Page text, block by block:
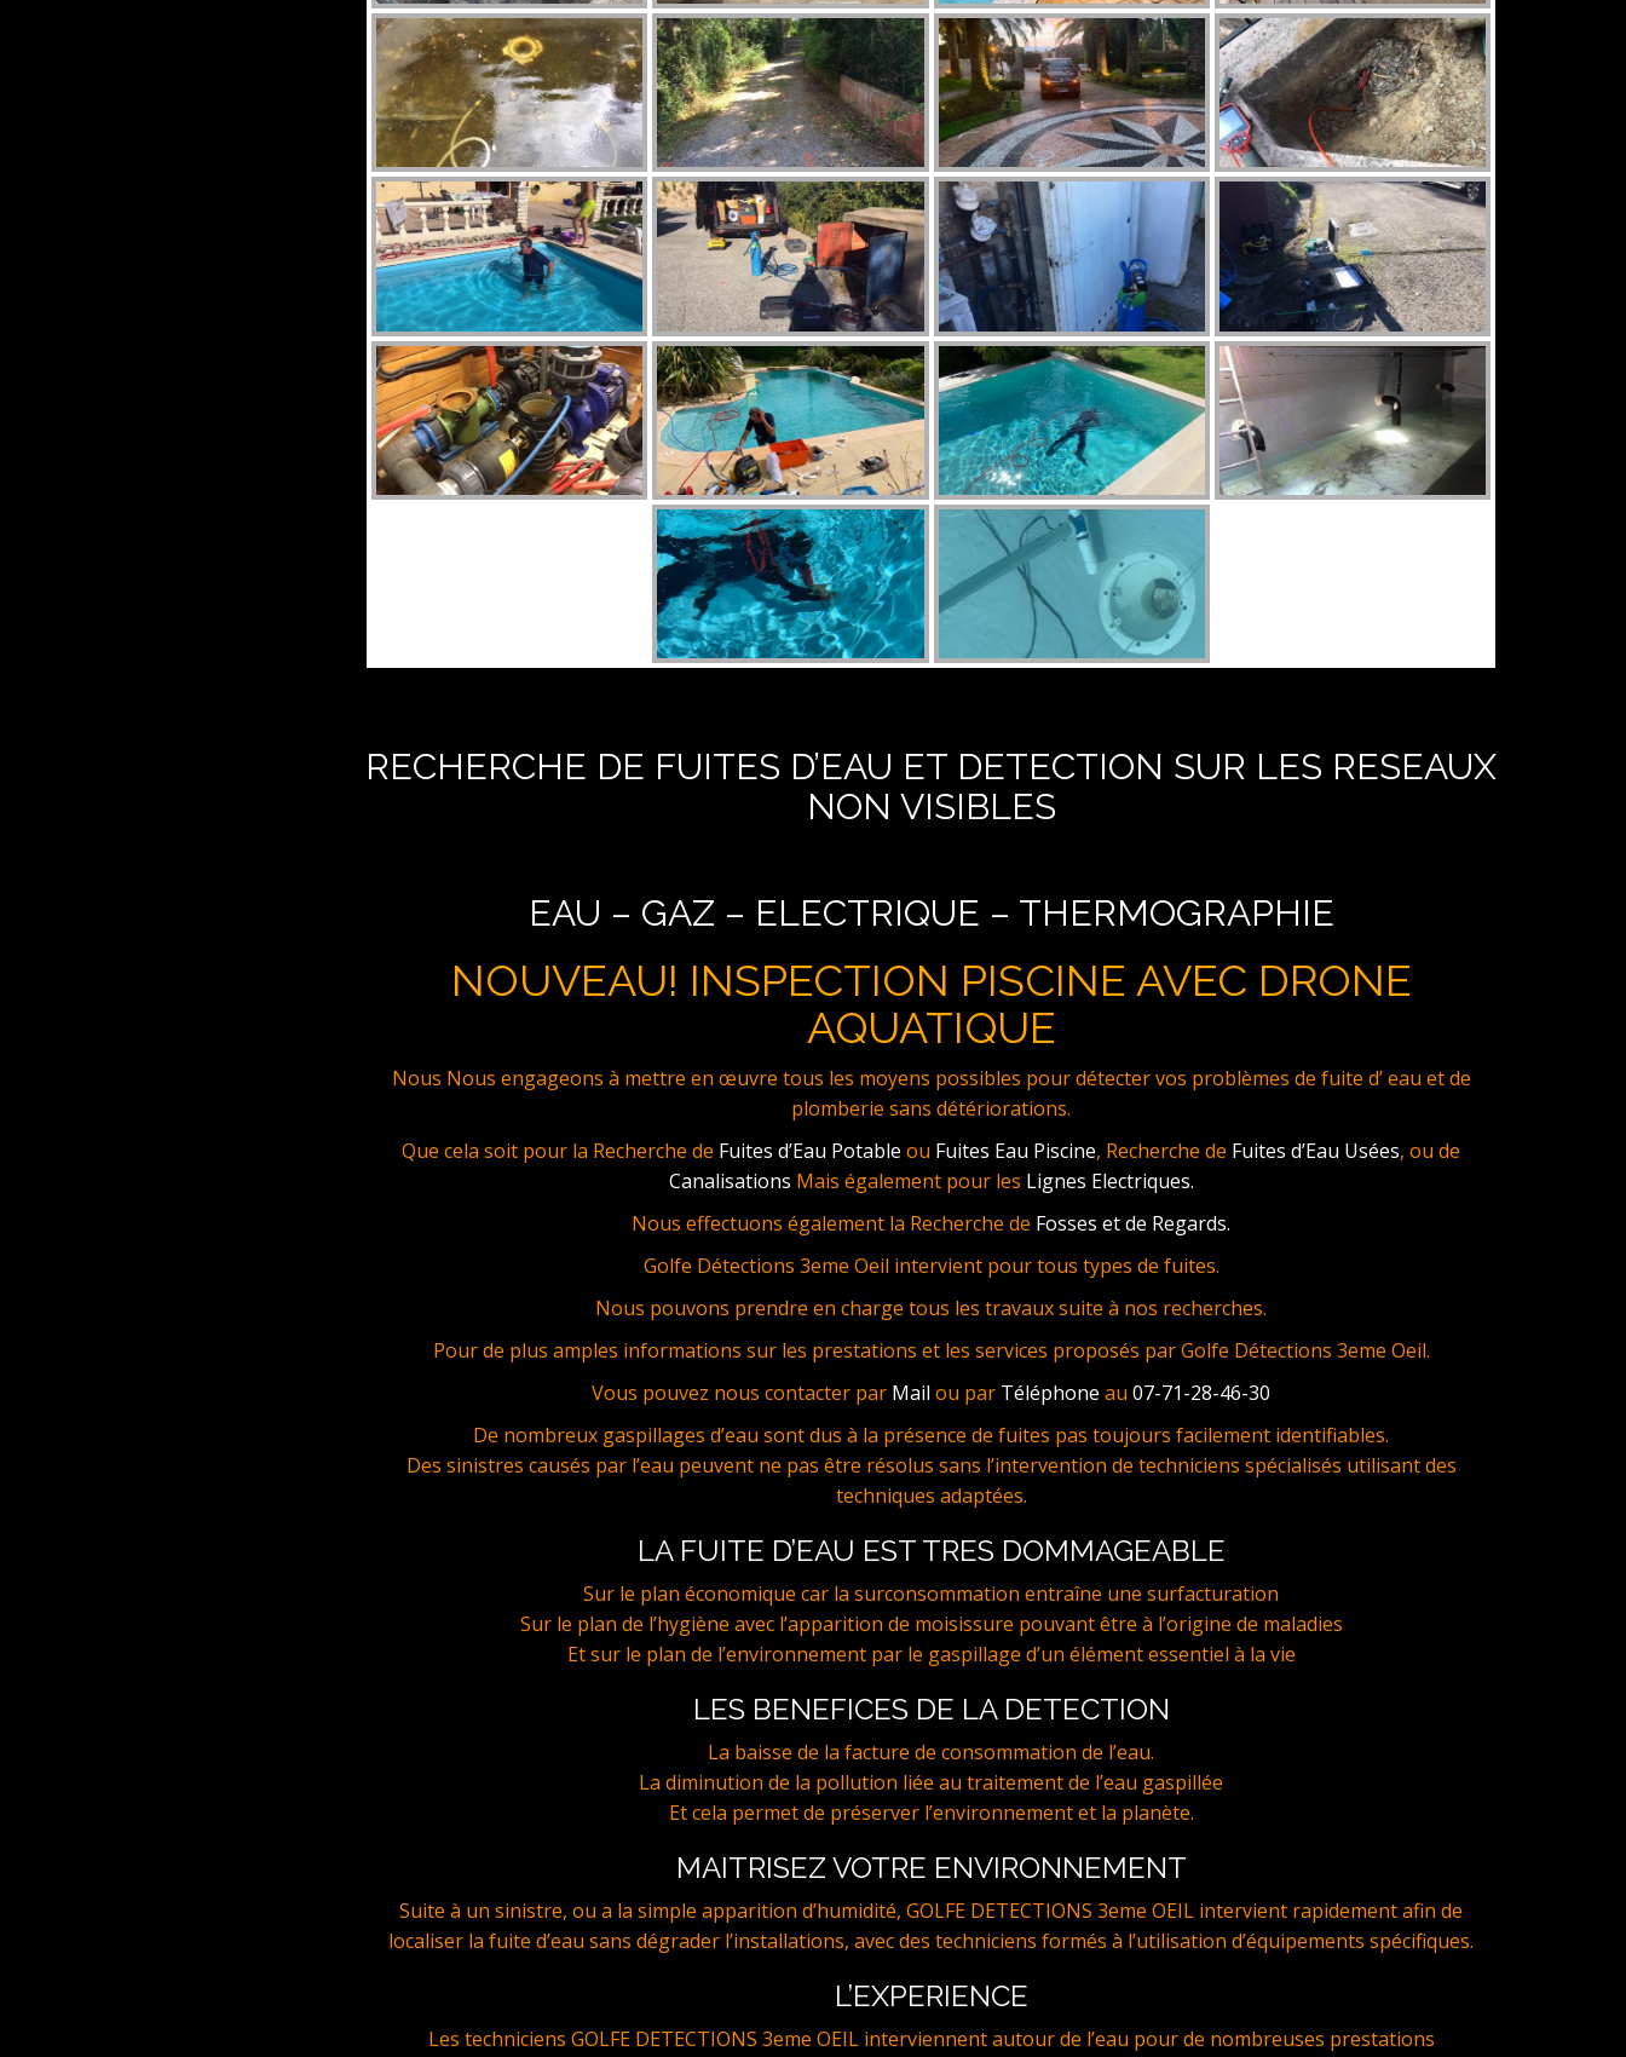
RECHERCHE DE FUITES D’EAU ET DETECTION SUR LES RESEAUX
NON VISIBLES
EAU – GAZ – ELECTRIQUE – THERMOGRAPHIE
NOUVEAU! INSPECTION PISCINE AVEC DRONE
AQUATIQUE
Nous Nous engageons à mettre en œuvre tous les moyens possibles pour détecter vos problèmes de fuite d’ eau et de
plomberie sans détériorations.
Que cela soit pour la Recherche de Fuites d’Eau Potable ou Fuites Eau Piscine, Recherche de Fuites d’Eau Usées, ou de
Canalisations Mais également pour les Lignes Electriques.
Nous effectuons également la Recherche de Fosses et de Regards.
Golfe Détections 3eme Oeil intervient pour tous types de fuites.
Nous pouvons prendre en charge tous les travaux suite à nos recherches.
Pour de plus amples informations sur les prestations et les services proposés par Golfe Détections 3eme Oeil.
Vous pouvez nous contacter par Mail ou par Téléphone au 07-71-28-46-30
De nombreux gaspillages d’eau sont dus à la présence de fuites pas toujours facilement identifiables.
Des sinistres causés par l’eau peuvent ne pas être résolus sans l’intervention de techniciens spécialisés utilisant des
techniques adaptées.
LA FUITE D’EAU EST TRES DOMMAGEABLE
Sur le plan économique car la surconsommation entraîne une surfacturation
Sur le plan de l’hygiène avec l’apparition de moisissure pouvant être à l’origine de maladies
Et sur le plan de l’environnement par le gaspillage d’un élément essentiel à la vie
LES BENEFICES DE LA DETECTION
La baisse de la facture de consommation de l’eau.
La diminution de la pollution liée au traitement de l’eau gaspillée
Et cela permet de préserver l’environnement et la planète.
MAITRISEZ VOTRE ENVIRONNEMENT
Suite à un sinistre, ou a la simple apparition d’humidité, GOLFE DETECTIONS 3eme OEIL intervient rapidement afin de
localiser la fuite d’eau sans dégrader l’installations, avec des techniciens formés à l’utilisation d’équipements spécifiques.
L’EXPERIENCE
Les techniciens GOLFE DETECTIONS 3eme OEIL interviennent autour de l’eau pour de nombreuses prestations